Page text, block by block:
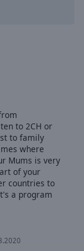
to 2CH or
to family
where
Mums is very
of your
countries to
a program